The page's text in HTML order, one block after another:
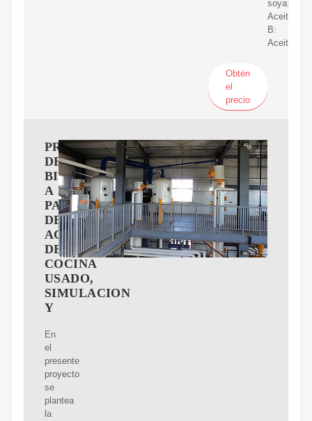
soya;
Aceite
B:
Aceite
Obtén
el
precio
PRODUCCIóN
DE
BIODIESEL
A
PARTIR
DE
ACEITE
DE
COCINA
USADO,
SIMULACION
Y
En
el
presente
proyecto
se
plantea
la